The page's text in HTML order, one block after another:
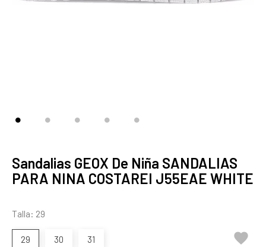
Sandalias GEOX De Niña SANDALIAS
PARA NINA COSTAREI J55EAE WHITE
Talla: 29
29 30 31 